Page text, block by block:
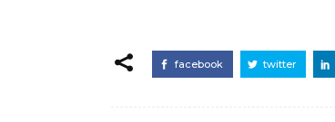
facebook twitter